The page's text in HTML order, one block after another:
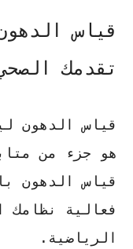
قياس
تقدمك
قياس الدهون
هو جزء من
قياس الدهون
فعالية نظامك
الرياضية .